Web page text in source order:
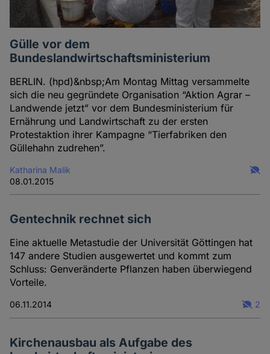
Gülle vor dem
Bundeslandwirtschaftsministerium
BERLIN. (hpd)&nbsp;Am Montag Mittag versammelte
sich die neu gegründete Organisation “Aktion Agrar –
Landwende jetzt” vor dem Bundesministerium für
Ernährung und Landwirtschaft zu der ersten
Protestaktion ihrer Kampagne “Tierfabriken den
Güllehahn zudrehen”.
Katharina Malik
08.01.2015
Gentechnik rechnet sich
Eine aktuelle Metastudie der Universität Göttingen hat
147 andere Studien ausgewertet und kommt zum
Schluss: Genveränderte Pflanzen haben überwiegend
Vorteile.
06.11.2014 2
Kirchenausbau als Aufgabe des